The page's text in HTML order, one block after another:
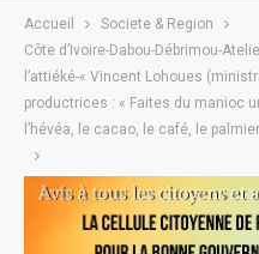
Accueil
Societe & Region
Côte d’Ivoire-Dabou-Débrimou-
l’attiéké-« Vincent Lohoues
productrices : « Faites du manioc
l’hévéa, le cacao, le café, le